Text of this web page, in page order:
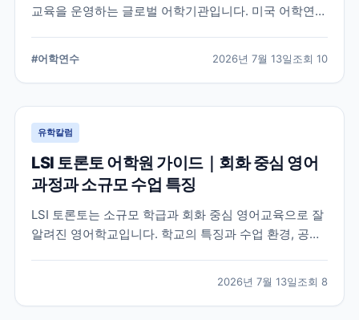
교육을 운영하는 글로벌 어학기관입니다. 미국 어학연수
#어학연수 2026년 7월 13일조회 10
유학칼럼
LSI 토론토 어학원 가이드｜회화 중심 영어
과정과 소규모 수업 특징
LSI 토론토는 소규모 학급과 회화 중심 영어교육으로 잘
알려진 영어학교입니다. 학교의 특징과 수업 환경, 공식
2026년 7월 13일조회 8